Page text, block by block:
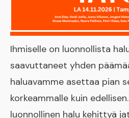
Ihmiselle on luonnollista
saavuttaneet yhden
haluavamme asettaa pian
korkeammalle kuin
luonnollinen halu kehittyä